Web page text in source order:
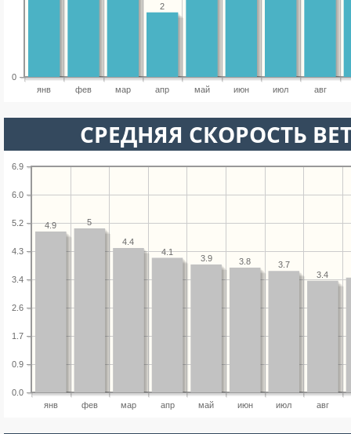
янв фев мар апр май июн июл авг
0
2
СРЕДНЯЯ СКОРОСТЬ
янв фев мар апр май июн июл авг
0.0
0.9
1.7
2.6
3.4
4.3
5.2
6.0
6.9
3.4
3.7
3.8
3.9
4.1
4.4
5
4.9